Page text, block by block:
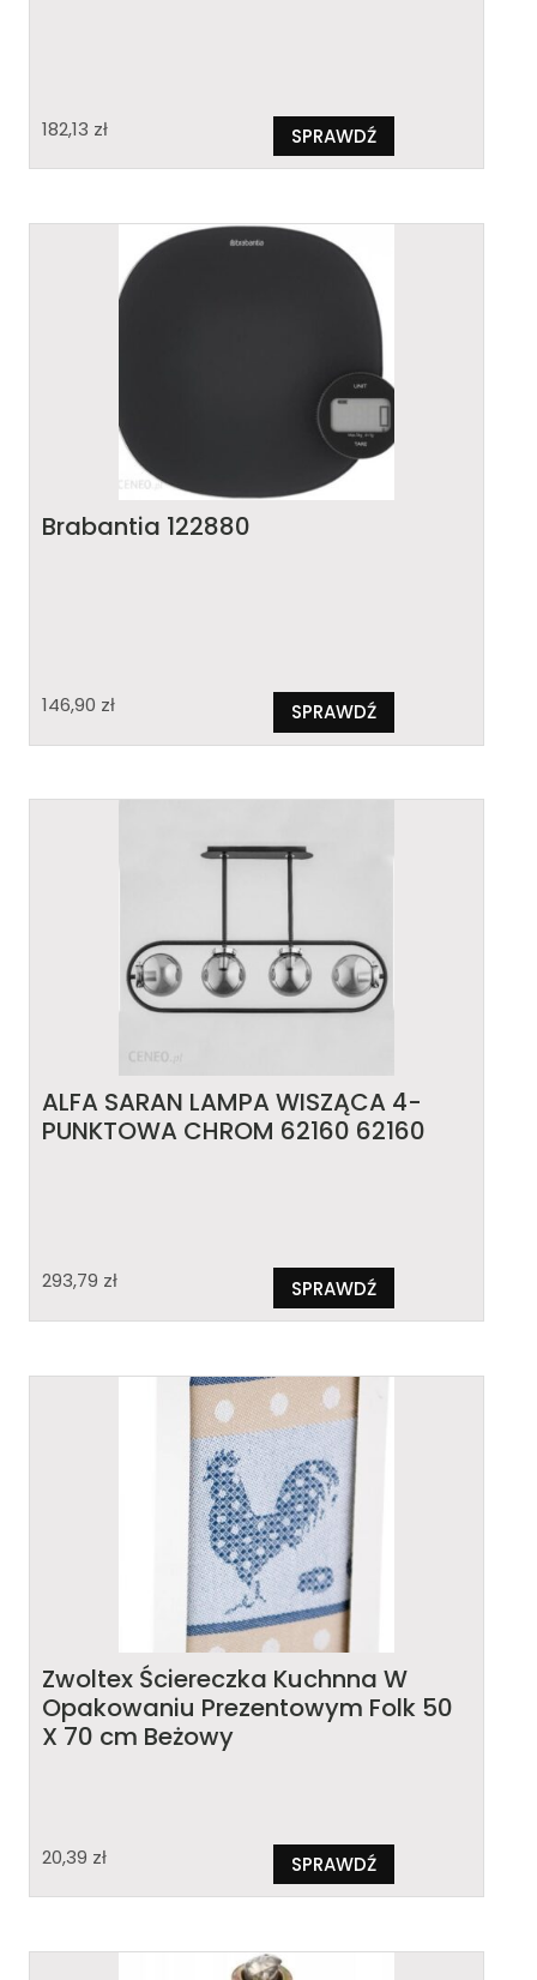
182,13 zł SPRAWDŹ
Brabantia 122880
146,90 zł SPRAWDŹ
ALFA SARAN LAMPA WISZĄCA 4-
PUNKTOWA CHROM 62160 62160
293,79 zł SPRAWDŹ
Zwoltex Ściereczka Kuchnna W
Opakowaniu Prezentowym Folk 50
X 70 cm Beżowy
20,39 zł SPRAWDŹ